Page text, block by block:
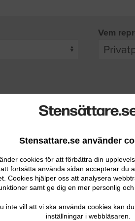
Stensattare.se använder
cookies för att förbättra din
fortsätta använda sidan accepterar du
Cookies hjälper oss att analysera
samt ge dig en mer personlig och
inte vill att vi ska använda cookies kan
inställningar i webbläsaren.
Vem
får möjlighet att ta
Ditt